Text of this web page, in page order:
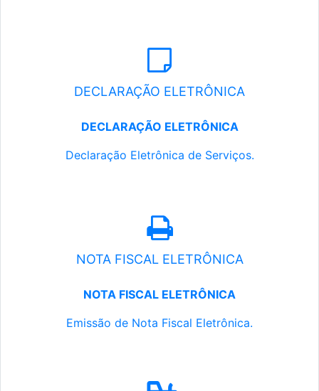
DECLARAÇÃO ELETRÔNICA
DECLARAÇÃO ELETRÔNICA
Declaração Eletrônica de Serviços.
NOTA FISCAL ELETRÔNICA
NOTA FISCAL ELETRÔNICA
Emissão de Nota Fiscal Eletrônica.